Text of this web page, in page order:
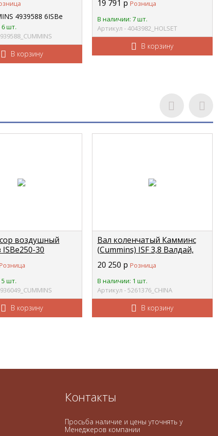
шт.
В корзину
HOLSET CHINA 4043982
19 791 р Розница
В наличии: 7 шт.
Артикул - 4043982_HOLSET
В корзину
воздушный
30
3957728
4936049
Розница
шт.
В корзину
Вал коленчатый Камминс
(Cummins) ISF 3,8 Валдай,
ПАЗ
4938751/4938752/5261375 С+
CHINA 5261376
20 250 р Розница
В наличии: 1 шт.
Артикул - 5261376_CHINA
В корзину
Контакты
Просьба наличие и цены уточнять у
Менеджеров компании